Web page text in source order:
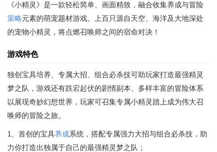
《小精灵》是一款轻松简单、画面精致，融合收集养成与冒险
策略元素的萌宠题材游戏。上百只源自天空、海洋及大地深处
的宠物小精灵，将点燃召唤师之间的宿命对决！
游戏特色
独创宝具培养、专属大招、组合必杀技可助玩家打造最强精灵
梦之队，游戏还有跌宕起伏的剧情副本、多样丰富的冒险体系
以展现奇妙幻想世界，玩家可召集专属小精灵踏上成为伟大召
唤师的冒险之旅。
1、首创的宝具养成系统，搭配专属强力大招与组合必杀技，助
力你打造出独属于自己的最强精灵梦之队；